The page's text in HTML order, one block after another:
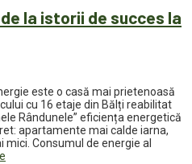
la istorii de succes la
este o casă mai prietenoasă
cu 16 etaje din Bălți reabilitat
Rândunele” eficiența energetică
apartamente mai calde iarna,
Consumul de energie al